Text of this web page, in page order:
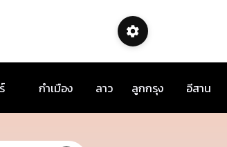
กำเมือง ลาว ลูกกรุง อีสาน